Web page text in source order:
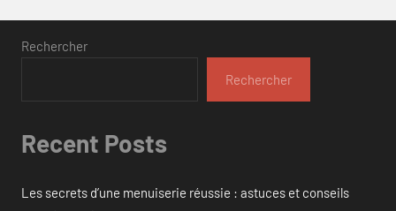
Rechercher
Rechercher
Recent Posts
Les secrets d’une menuiserie réussie : astuces et conseils